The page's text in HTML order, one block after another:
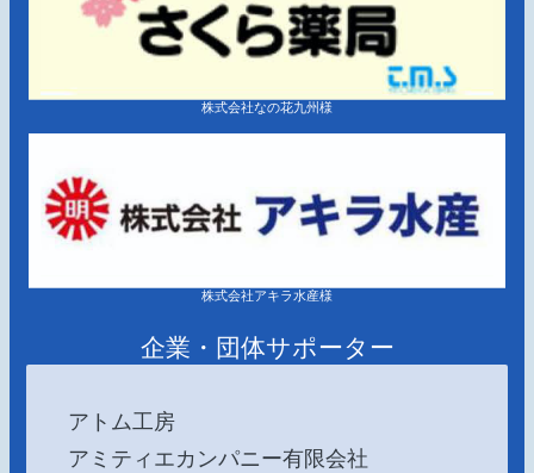
株式会社なの花九州様
株式会社アキラ水産様
企業・団体サポーター
アトム工房
アミティエカンパニー有限会社